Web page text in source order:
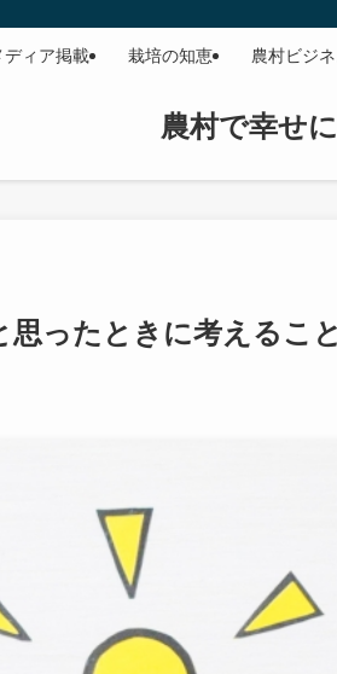
農村で幸せ
ディア掲載 栽培の知恵 農村ビジ
思ったときに考えるこ